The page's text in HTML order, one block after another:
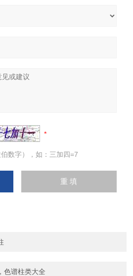
数字），如：三加四=7
色谱柱类大全